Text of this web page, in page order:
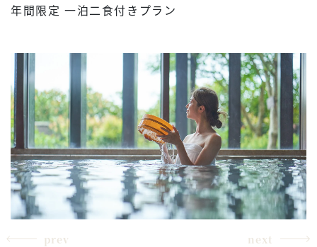
年間限定 一泊二食付きプラン
prev next